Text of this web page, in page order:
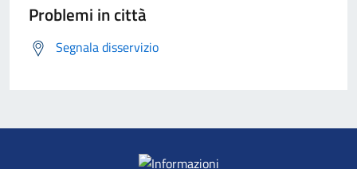
Problemi in città
Segnala disservizio